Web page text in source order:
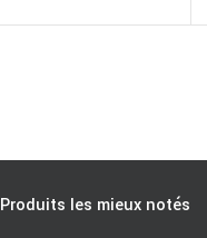
Produits les mieux notés